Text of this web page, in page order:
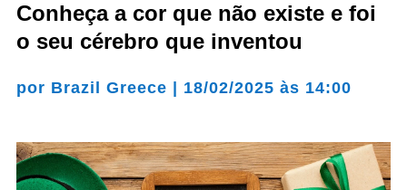
Conheça a cor que não existe e foi
o seu cérebro que inventou
por Brazil Greece 18/02/2025 às 14:00